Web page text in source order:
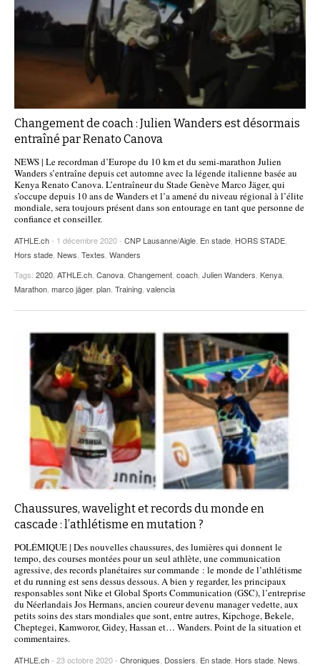
Changement de coach : Julien Wanders est désormais
entraîné par Renato Canova
NEWS | Le recordman d’Europe du 10 km et du semi-marathon Julien
Wanders s’entraîne depuis cet automne avec la légende italienne basée au
Kenya Renato Canova. L’entraîneur du Stade Genève Marco Jäger, qui
s’occupe depuis 10 ans de Wanders et l’a amené du niveau régional à l’élite
mondiale, sera toujours présent dans son entourage en tant que personne de
confiance et conseiller.
ATHLE.ch- 1 décembre 2020 - CNP Lausanne/Aigle En stade HORS STADE
Hors stade News Textes Wanders
Tags: 2020 ATHLE.ch Canova Changement coach Julien Wanders Kenya
Marathon marco jäger, plan Training valencia
Chaussures, wavelight et records du monde en
cascade : l’athlétisme en mutation ?
POLÉMIQUE | Des nouvelles chaussures, des lumières qui donnent le
tempo, des courses montées pour un seul athlète, une communication
agressive, des records planétaires sur commande : le monde de l’athlétisme
et du running est sens dessus dessous. A bien y regarder, les principaux
responsables sont Nike et Global Sports Communication (GSC), l’entreprise
du Néerlandais Jos Hermans, ancien coureur devenu manager vedette, aux
petits soins des stars mondiales que sont, entre autres, Kipchoge, Bekele,
Cheptegei, Kamworor, Gidey, Hassan et… Wanders. Point de la situation et
commentaires.
ATHLE.ch- 23 octobre 2020 - Chroniques, Dossiers, En stade, Hors stade, News,